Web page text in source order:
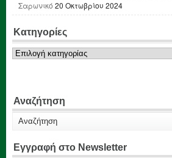
Σαρωνικό 20 Οκτωβρίου 2024
Κατηγορίες
Κατηγορίες
Αναζήτηση
Εγγραφή στο Newsletter